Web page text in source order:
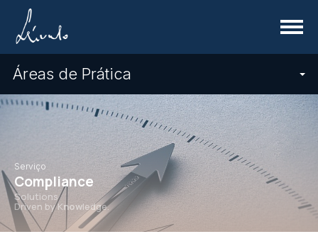
Menu
Áreas de Prática
Serviço
Compliance
Solutions
Driven by Knowledge.